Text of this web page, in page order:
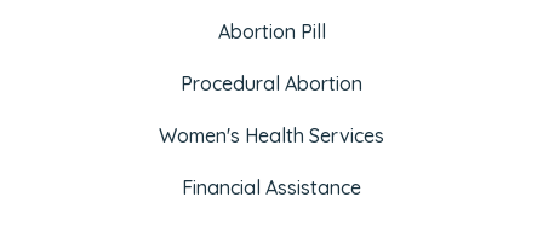
Abortion Pill
Procedural Abortion
Women's Health Services
Financial Assistance